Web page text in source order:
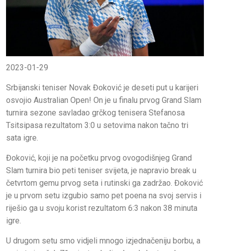
2023-01-29
Srbijanski teniser Novak Đoković je deseti put u karijeri
osvojio Australian Open! On je u finalu prvog Grand Slam
turnira sezone savladao grčkog tenisera Stefanosa
Tsitsipasa rezultatom 3:0 u setovima nakon tačno tri
sata igre.
Đoković, koji je na početku prvog ovogodišnjeg Grand
Slam turnira bio peti teniser svijeta, je napravio break u
četvrtom gemu prvog seta i rutinski ga zadržao. Đoković
je u prvom setu izgubio samo pet poena na svoj servis i
riješio ga u svoju korist rezultatom 6:3 nakon 38 minuta
igre.
U drugom setu smo vidjeli mnogo izjednačeniju borbu, a